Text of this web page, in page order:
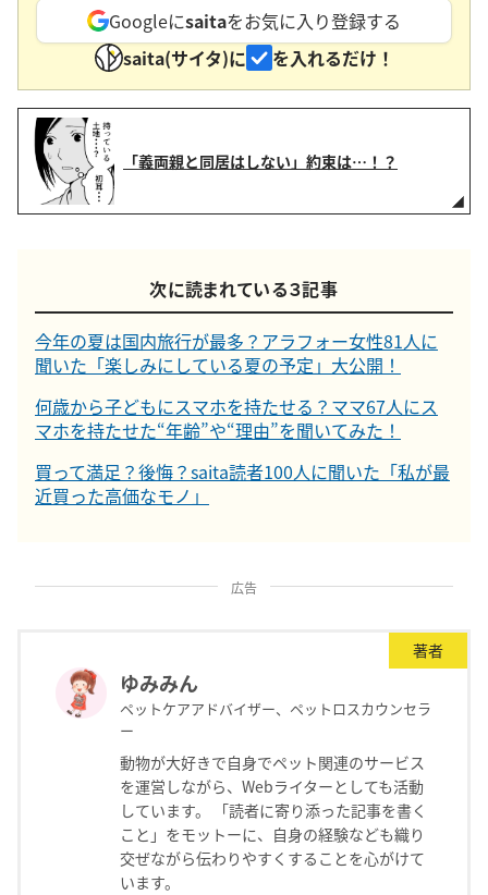
Googleにsaitaをお気に入り登録する
saita(サイタ)に
を入れるだけ！
「義両親と同居はしない」約束は…！？
次に読まれている３記事
今年の夏は国内旅行が最多？アラフォー女性81人に
聞いた「楽しみにしている夏の予定」大公開！
何歳から子どもにスマホを持たせる？ママ67人にス
マホを持たせた“年齢”や“理由”を聞いてみた！
買って満足？後悔？saita読者100人に聞いた「私が最
近買った高価なモノ」
広告
著者
ゆみみん
ペットケアアドバイザー、ペットロスカウンセラ
ー
動物が大好きで自身でペット関連のサービス
を運営しながら、Webライターとしても活動
しています。 「読者に寄り添った記事を書く
こと」をモットーに、自身の経験なども織り
交ぜながら伝わりやすくすることを心がけて
います。